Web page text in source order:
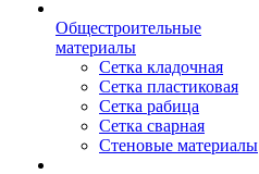
Общестроительные
материалы
Сетка кладочная
Сетка пластиковая
Сетка рабица
Сетка сварная
Стеновые материалы